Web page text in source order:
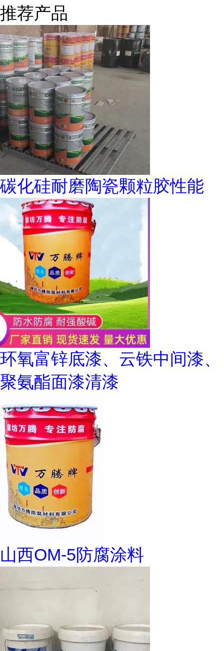
推荐产品
碳化硅耐磨陶瓷颗粒胶性能
环氧富锌底漆、云铁中间漆、
聚氨酯面漆清漆
山西OM-5防腐涂料